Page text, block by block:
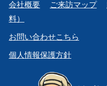
会社概要
ご来訪マップ
料）
お問い合わせこちら
個人情報保護方針